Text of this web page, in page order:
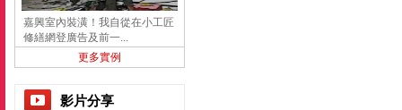
嘉興室內裝潢！我自從在小工匠
修繕網登廣告及前一...
更多實例
影片分享